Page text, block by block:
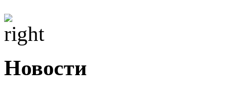
Новости